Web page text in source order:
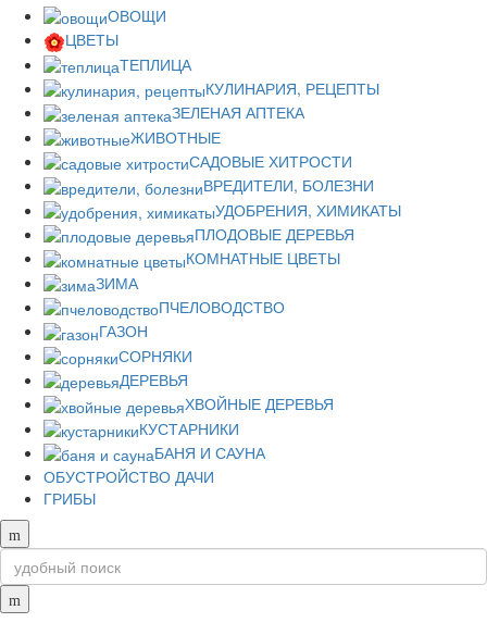
ОВОЩИ
ЦВЕТЫ
ТЕПЛИЦА
КУЛИНАРИЯ, РЕЦЕПТЫ
ЗЕЛЕНАЯ АПТЕКА
ЖИВОТНЫЕ
САДОВЫЕ ХИТРОСТИ
ВРЕДИТЕЛИ, БОЛЕЗНИ
УДОБРЕНИЯ, ХИМИКАТЫ
ПЛОДОВЫЕ ДЕРЕВЬЯ
КОМНАТНЫЕ ЦВЕТЫ
ЗИМА
ПЧЕЛОВОДСТВО
ГАЗОН
СОРНЯКИ
ДЕРЕВЬЯ
ХВОЙНЫЕ ДЕРЕВЬЯ
КУСТАРНИКИ
БАНЯ И САУНА
ОБУСТРОЙСТВО ДАЧИ
ГРИБЫ